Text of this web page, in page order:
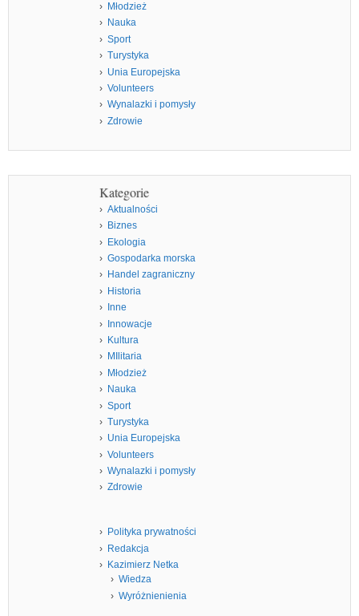
Młodzież
Nauka
Sport
Turystyka
Unia Europejska
Volunteers
Wynalazki i pomysły
Zdrowie
Kategorie
Aktualności
Biznes
Ekologia
Gospodarka morska
Handel zagraniczny
Historia
Inne
Innowacje
Kultura
MIlitaria
Młodzież
Nauka
Sport
Turystyka
Unia Europejska
Volunteers
Wynalazki i pomysły
Zdrowie
Polityka prywatności
Redakcja
Kazimierz Netka
Wiedza
Wyróżnienienia